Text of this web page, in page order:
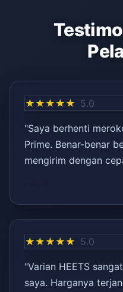
★★★★★ 5.0
"Saya berhenti
Prime. Benar-benar
mengirim dengan
★★★★★ 5.0
"Varian HEETS
saya. Harganya